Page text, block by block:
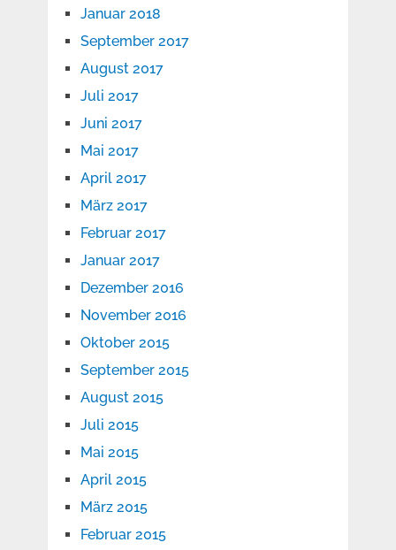
Januar 2018
September 2017
August 2017
Juli 2017
Juni 2017
Mai 2017
April 2017
März 2017
Februar 2017
Januar 2017
Dezember 2016
November 2016
Oktober 2015
September 2015
August 2015
Juli 2015
Mai 2015
April 2015
März 2015
Februar 2015